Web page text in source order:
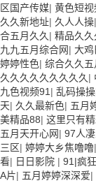
区国产传媒| 黄色短
久久新地址| 久人人操|
合五月久久 | 精品久
九九五月综合网| 大鸡
婷婷性色| 综合久久五
久久久久久久久久久 |
九色视频91 | 乱码操操
天| 久久最新色| 五月
美精品88| 这里只有
五月天开心网| 97人
三区| 婷婷大乡焦噜噜|
看| 日日影院 | 91|疯
A片| 五月婷婷深深爱|